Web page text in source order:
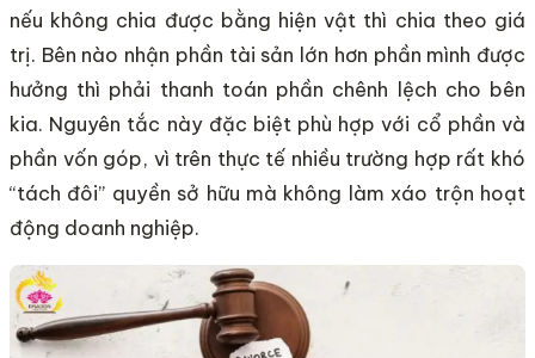
nếu không chia được bằng hiện vật thì chia theo giá
trị. Bên nào nhận phần tài sản lớn hơn phần mình được
hưởng thì phải thanh toán phần chênh lệch cho bên
kia. Nguyên tắc này đặc biệt phù hợp với cổ phần và
phần vốn góp, vì trên thực tế nhiều trường hợp rất khó
“tách đôi” quyền sở hữu mà không làm xáo trộn hoạt
động doanh nghiệp.